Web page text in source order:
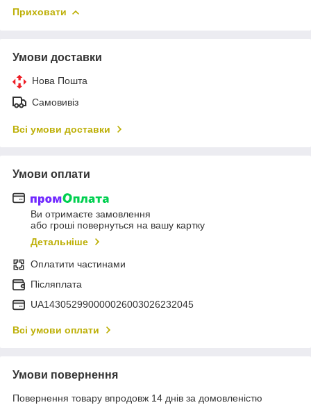
Приховати
Умови доставки
Нова Пошта
Самовивіз
Всі умови доставки
Умови оплати
Ви отримаєте замовлення
або гроші повернуться на вашу картку
Детальніше
Оплатити частинами
Післяплата
UA143052990000026003026232045
Всі умови оплати
Умови повернення
Повернення товару впродовж 14 днів за домовленістю